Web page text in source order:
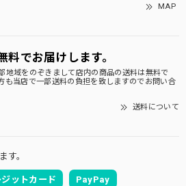
MAP
でお届けします。
地域をのぞきまして店内の商品の送料は無料で
も当店で一部送料の負担を致しますのでお問い合
送料について
す。
ジットカード PayPay